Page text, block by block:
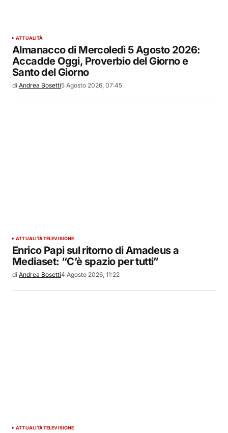
ATTUALITÀ
Almanacco di Mercoledì 5 Agosto 2026:
Accadde Oggi, Proverbio del Giorno e
Santo del Giorno
di Andrea Bosetti5 Agosto 2026, 07:45
ATTUALITÀTELEVISIONE
Enrico Papi sul ritorno di Amadeus a
Mediaset: “C’è spazio per tutti”
di Andrea Bosetti4 Agosto 2026, 11:22
ATTUALITÀTELEVISIONE